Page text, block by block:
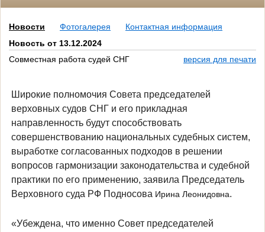
Новости Фотогалерея
Контактная информация
Новость от 13.12.2024
Совместная работа судей СНГ
версия для печати
Широкие полномочия Совета председателей
верховных судов СНГ и его прикладная
направленность будут способствовать
совершенствованию национальных судебных систем,
выработке согласованных подходов в решении
вопросов гармонизации законодательства и судебной
практики по его применению, заявила Председатель
Верховного суда РФ Подносова Ирина Леонидовна.
«Убеждена, что именно Совет председателей